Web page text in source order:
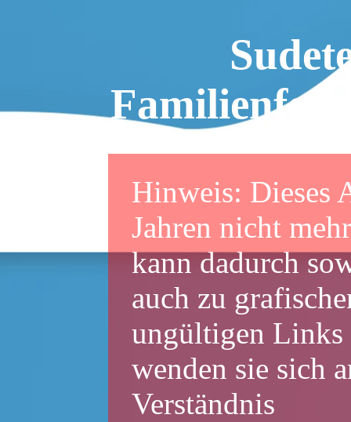
Hinweis: Dieses
Jahren nicht
kann dadurch
auch zu
ungültigen Links
wenden sie sich
Verständnis